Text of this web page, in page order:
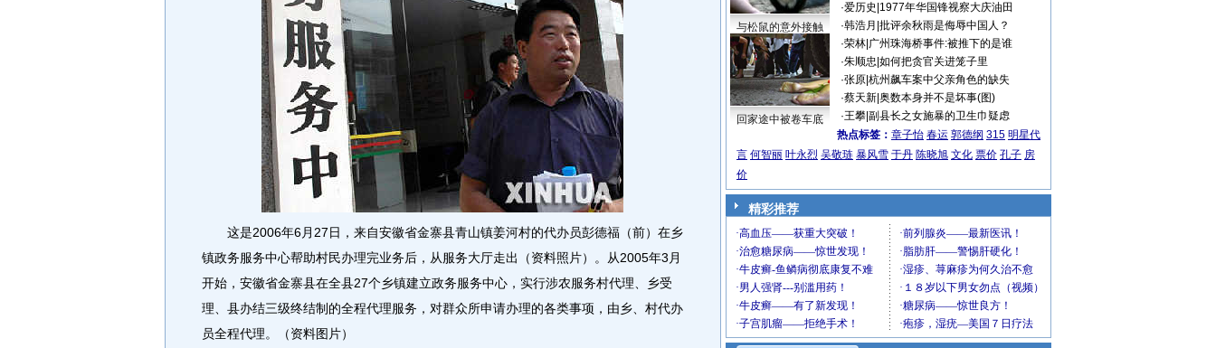
这是2006年6月27日，来自安徽省金寨县青山镇姜河村的代办员彭德福（前）在乡
镇政务服务中心帮助村民办理完业务后，从服务大厅走出（资料照片）。从2005年3月
开始，安徽省金寨县在全县27个乡镇建立政务服务中心，实行涉农服务村代理、乡受
理、县办结三级终结制的全程代理服务，对群众所申请办理的各类事项，由乡、村代办
员全程代理。（资料图片）
与松鼠的意外接触
回家途中被卷车底
·爱历史 1977年华国锋视察大庆油田
·韩浩月 批评余秋雨是侮辱中国人？
·荣林| 广州珠海桥事件:被推下的是谁
·朱顺忠 如何把贪官关进笼子里
·张原| 杭州飙车案中父亲角色的缺失
·蔡天新| 奥数本身并不是坏事(图)
·王攀| 副县长之女施暴的卫生巾疑虑
热点标签： 章子怡 春运 郭德纲 315 明星代
言 何智丽 叶永烈 吴敬琏 暴风雪 于丹 陈晓旭 文化 票价 孔子 房
价
精彩推荐